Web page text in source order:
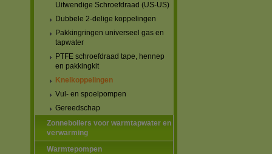
Uitwendige Schroefdraad (US-US)
Dubbele 2-delige koppelingen
Pakkingringen universeel gas en
tapwater
PTFE schroefdraad tape, hennep
en pakkingkit
Knelkoppelingen
Vul- en spoelpompen
Gereedschap
Zonneboilers voor warmtapwater en
verwarming
Warmtepompen